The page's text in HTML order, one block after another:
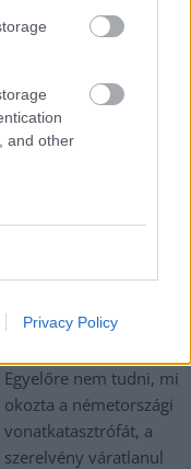
and other
Privacy Policy
a férfi a vele
ellen fordította
az
három
Egyelőre nem tudni, mi
okozta a németországi
vonatkatasztrófát, a
szerelvény váratlanul